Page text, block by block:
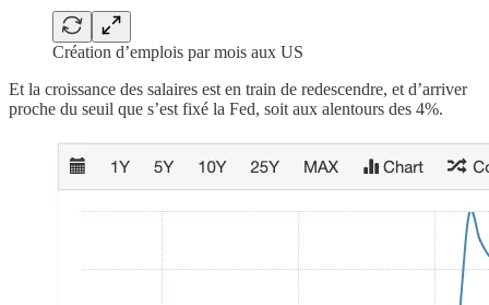
Création d’emplois par mois aux US
Et la croissance des salaires est en train de redescendre, et d’arriver
proche du seuil que s’est fixé la Fed, soit aux alentours des 4%.